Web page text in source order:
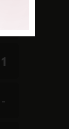
1
-